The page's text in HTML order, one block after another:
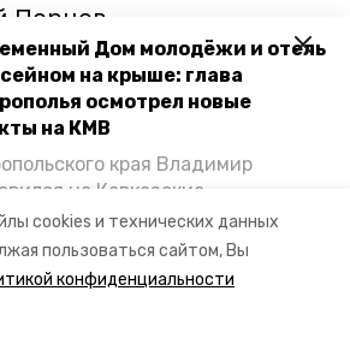
cookies и технических данных
пользоваться сайтом, Вы
конфиденциальности
Дом молодёжи и отель
на крыше: глава
осмотрел новые
на КМВ
края Владимир
на Кавказские
чтобы проинспектировать
в Кисловодске и
выслушать предложения о
притяжения для местных
— в материале «Победы26».
Перцев.
в Минводахспециальная
ущерб,
паводком. В
задействованы
правоохранители,